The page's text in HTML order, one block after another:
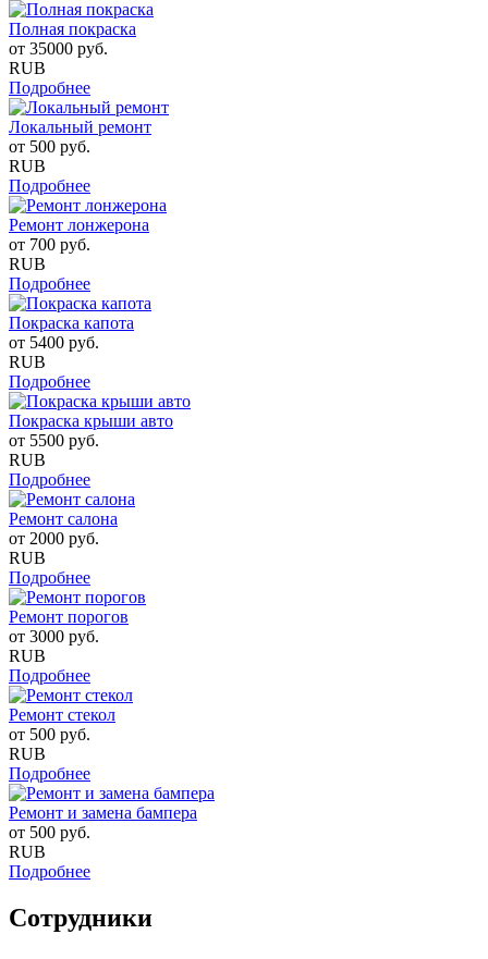
Полная покраска
от 35000 руб.
RUB
Подробнее
Локальный ремонт
от 500 руб.
RUB
Подробнее
Ремонт лонжерона
от 700 руб.
RUB
Подробнее
Покраска капота
от 5400 руб.
RUB
Подробнее
Покраска крыши авто
от 5500 руб.
RUB
Подробнее
Ремонт салона
от 2000 руб.
RUB
Подробнее
Ремонт порогов
от 3000 руб.
RUB
Подробнее
Ремонт стекол
от 500 руб.
RUB
Подробнее
Ремонт и замена бампера
от 500 руб.
RUB
Подробнее
Сотрудники